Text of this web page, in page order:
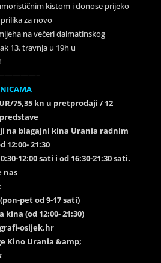
kistom i donose prijeko
za novo
na večeri dalmatinskog
13. travnja u 19h u
75,35 kn u pretprodaji / 12
na blagajni kina Urania radnim
21:30
12:00 sati i od 16:30-21:30 sati.
nas
pet od 9-17 sati)
kina (od 12:00- 21:30)
osijek.hr
Kino Urania &amp;